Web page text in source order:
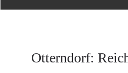
Otterndorf: